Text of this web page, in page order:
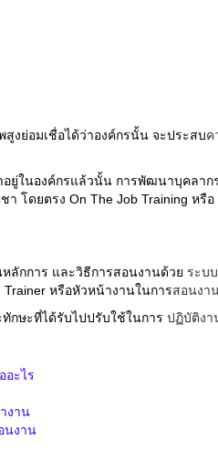
งย่อมเชื่อได้ว่าองค์กรนั้น จะประสบค
ในองค์กรแล้วนั้น การพัฒนาบุคลากร
โดยตรง On The Job Training หรือ
หลักการ และวิธีการสอนงานด้วย ระบ
หรือหัวหน้างานในการสอนงา
กษะที่ได้รับไปปรับใช้ในการ ปฏิบัติงา
อะไร
งาน
นงาน